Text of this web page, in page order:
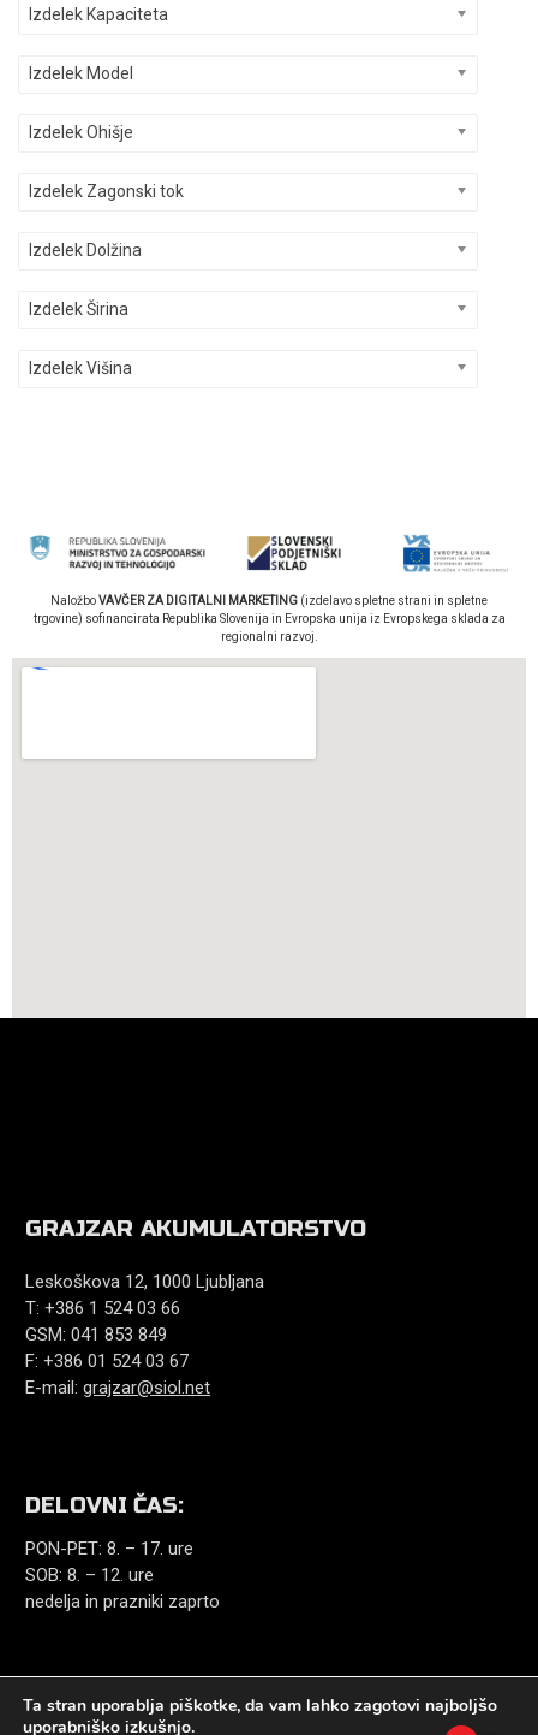
Izdelek Kapaciteta
Izdelek Model
Izdelek Ohišje
Izdelek Zagonski tok
Izdelek Dolžina
Izdelek Širina
Izdelek Višina
NaložboVAVČER ZA DIGITALNI MARKETING (izdelavo spletne strani in spletne
trgovine) sofinancirata Republika Slovenija in Evropska unija iz Evropskega sklada za
regionalni razvoj.
GRAJZAR AKUMULATORSTVO
Leskoškova 12, 1000 Ljubljana
T: +386 1 524 03 66
GSM: 041 853 849
F: +386 01 524 03 67
E-mail:grajzar@siol.net
DELOVNI ČAS:
PON-PET: 8. – 17. ure
SOB: 8. – 12. ure
nedelja in prazniki zaprto
Ta stran uporablja piškotke, da vam lahko zagotovi najboljšo
uporabniško izkušnjo.